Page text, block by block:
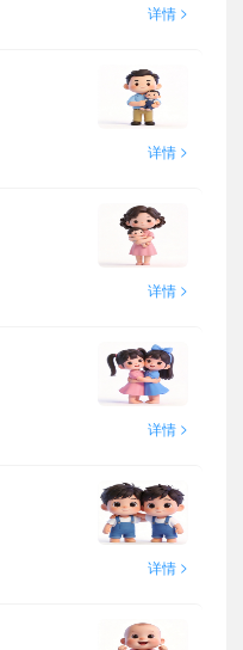
详情 >
详情 >
详情 >
详情 >
详情 >